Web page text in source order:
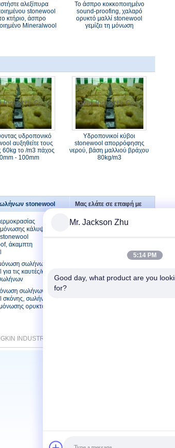
αλεξίπυρα
stonewool
κτήριο, άσπρο
Mineralwool
Το άσπρο κοκκοποιημένο
sound-proofing, χαλαρό
ορυκτό μαλλί stonewool
γεμίζει τη μόνωση
υδροπονικό
αυξηθείτε τους
60kg το /m3 πάχος
- 100mm
Υδροπονικοί κύβοι
stonewool απορρόφησης
νερού, βάση μαλλιού βράχου
80kg/m3
stonewool
κάλυψη
άκαμπτη
σωλήνων
τις καυτές/κρύες
σωλήνων
σωλήνας
ορυκτού
Μας ελάτε σε επαφή με
Μας ελάτε σε επαφή με
INDUSTRY Co.Ltd. All Rights Reserved.
Mr. Jackson Zhu
5:14 PM
Good day, what product are you
for?